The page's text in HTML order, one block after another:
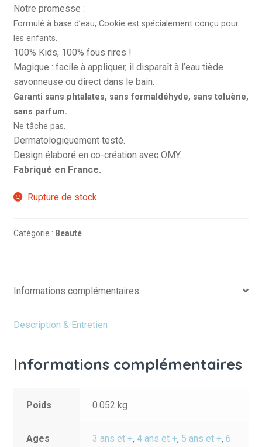
Notre promesse :
Formulé à base d’eau, Cookie est spécialement conçu pour
les enfants.
100% Kids, 100% fous rires !
Magique : facile à appliquer, il disparaît à l’eau tiède
savonneuse ou direct dans le bain.
Garanti sans phtalates, sans formaldéhyde, sans toluène,
sans parfum.
Ne tâche pas.
Dermatologiquement testé.
Design élaboré en co-création avec OMY.
Fabriqué en France.
Rupture de stock
Catégorie : Beauté
Informations complémentaires
Description & Entretien
Informations complémentaires
Poids 0.052 kg
Ages 3 ans et +,4 ans et +, 5 ans et +,6